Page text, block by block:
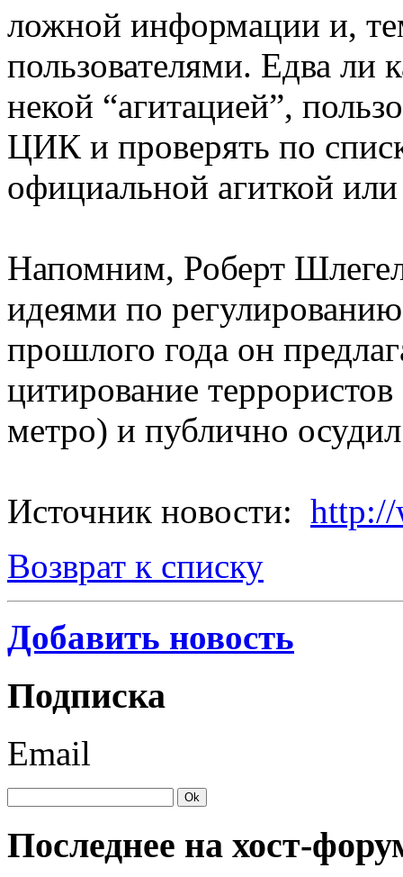
ложной информации и,
пользователями. Едва ли
некой “агитацией”,
ЦИК и проверять по
официальной агиткой
Напомним, Роберт
идеями по
прошлого года он
цитирование
метро) и публично
Источник новости: http://
Возврат к списку
Добавить новость
Подписка
Email
Последнее на хост-